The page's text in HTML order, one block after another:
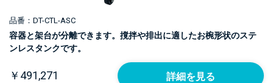
品番：DT-CTL-ASC
容器と架台が分離できます。撹拌や排出に適したお椀形状のステ
ンレスタンクです。
￥491,271 詳細を見る